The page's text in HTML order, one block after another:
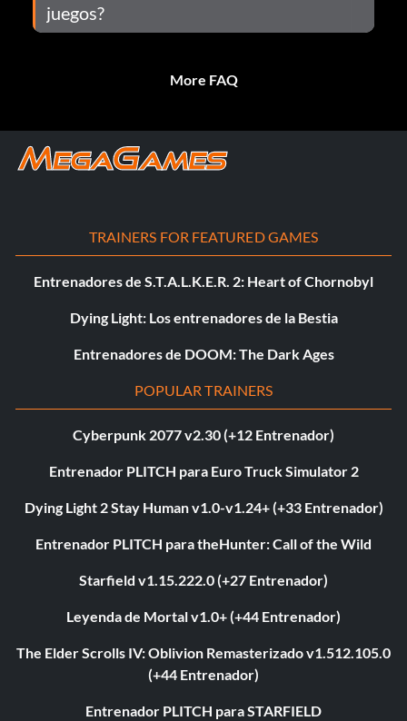
juegos?
More FAQ
TRAINERS FOR FEATURED GAMES
Entrenadores de S.T.A.L.K.E.R. 2: Heart of Chornobyl
Dying Light: Los entrenadores de la Bestia
Entrenadores de DOOM: The Dark Ages
POPULAR TRAINERS
Cyberpunk 2077 v2.30 (+12 Entrenador)
Entrenador PLITCH para Euro Truck Simulator 2
Dying Light 2 Stay Human v1.0-v1.24+ (+33 Entrenador)
Entrenador PLITCH para theHunter: Call of the Wild
Starfield v1.15.222.0 (+27 Entrenador)
Leyenda de Mortal v1.0+ (+44 Entrenador)
The Elder Scrolls IV: Oblivion Remasterizado v1.512.105.0
(+44 Entrenador)
Entrenador PLITCH para STARFIELD